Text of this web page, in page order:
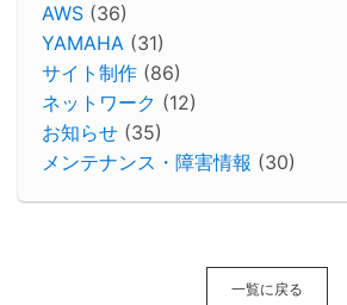
AWS (36)
YAMAHA (31)
サイト制作 (86)
ネットワーク (12)
お知らせ (35)
メンテナンス・障害情報 (30)
一覧に戻る